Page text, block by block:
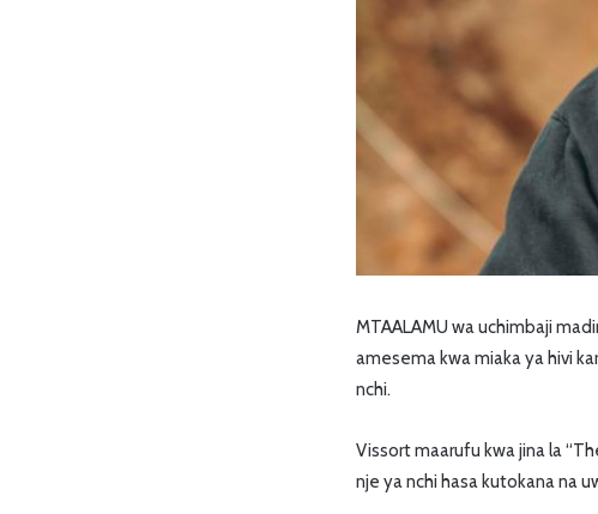
MTAALAMU wa uchimbaji
amesema kwa miaka ya hivi
nchi.
Vissort maarufu kwa jina la
nje ya nchi hasa kutokana na